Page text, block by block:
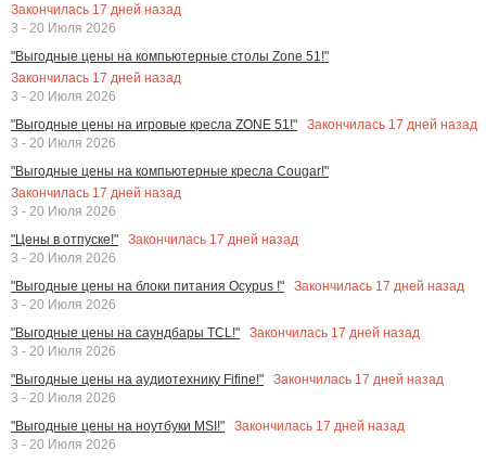
Закончилась 17 дней назад
3 - 20 Июля 2026
"Выгодные цены на компьютерные столы Zone 51!"
Закончилась 17 дней назад
3 - 20 Июля 2026
"Выгодные цены на игровые кресла ZONE 51!"
Закончилась 17 дней назад
3 - 20 Июля 2026
"Выгодные цены на компьютерные кресла Cougar!"
Закончилась 17 дней назад
3 - 20 Июля 2026
"Цены в отпуске!"
Закончилась 17 дней назад
3 - 20 Июля 2026
"Выгодные цены на блоки питания Ocypus !"
Закончилась 17 дней назад
3 - 20 Июля 2026
"Выгодные цены на саундбары TCL!"
Закончилась 17 дней назад
3 - 20 Июля 2026
"Выгодные цены на аудиотехнику Fifine!"
Закончилась 17 дней назад
3 - 20 Июля 2026
"Выгодные цены на ноутбуки MSI!"
Закончилась 17 дней назад
3 - 20 Июля 2026